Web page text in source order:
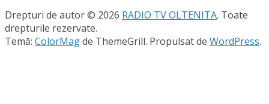
Drepturi de autor © 2026 RADIO TV OLTENITA. Toate
drepturile rezervate.
Temă: ColorMagde ThemeGrill. Propulsat de WordPress.